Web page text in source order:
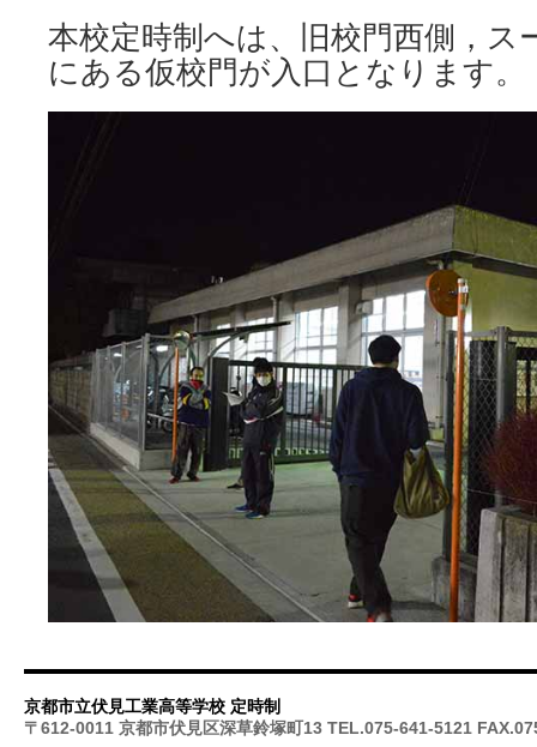
本校定時制へは、旧校門西側，ス
にある仮校門が入口となります。
京都市立伏見工業高等学校 定時制
〒612-0011 京都市伏見区深草鈴塚町13 TEL.075-641-5121